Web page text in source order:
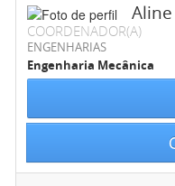
COORDENADOR(A)
ENGENHARIAS
Engenharia Mecânica